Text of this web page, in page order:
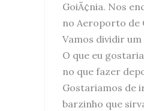
GoiÃ¢nia. Nos
no Aeroporto de
Vamos dividir um
O que eu
no que fazer
Gostariamos de
barzinho que